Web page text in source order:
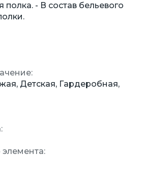
полка. - В состав бельевого
Детская, Гардеробная,
элемента: